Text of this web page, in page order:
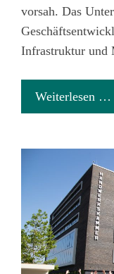
vorsah. Das
Infrastruktur und
Weiterlesen …